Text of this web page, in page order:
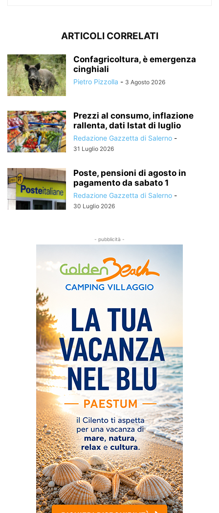
ARTICOLI CORRELATI
Confagricoltura, è emergenza
cinghiali
Pietro Pizzolla - 3 Agosto 2026
Prezzi al consumo, inflazione
rallenta, dati Istat di luglio
Redazione Gazzetta di Salerno -
31 Luglio 2026
Poste, pensioni di agosto in
pagamento da sabato 1
Redazione Gazzetta di Salerno -
30 Luglio 2026
- pubblicità -